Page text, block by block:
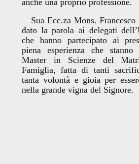
anche una proprio professione.
Sua Ecc.za Mons.
dato la parola ai delegati
che hanno partecipato ai
piena esperienza che
Master in Scienze del
Famiglia, fatta di tanti
tanta volontà e gioia per
nella grande vigna del Signore.